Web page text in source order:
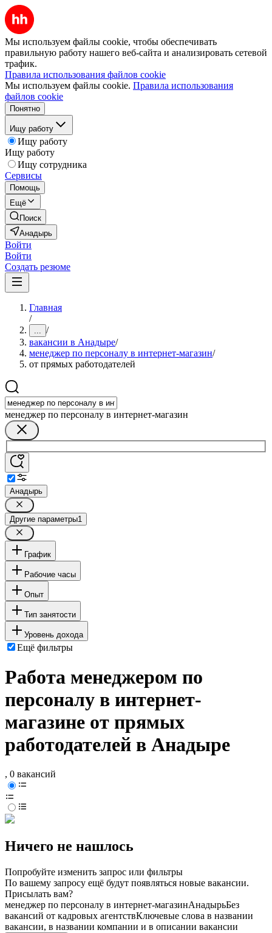
Мы используем файлы cookie, чтобы обеспечивать
правильную работу нашего веб-сайта и анализировать сетевой
трафик.
Правила использования файлов cookie
Мы используем файлы cookie. Правила использования
файлов cookie
Понятно
Ищу работу
Ищу работу
Ищу работу
Ищу сотрудника
Сервисы
Помощь
Ещё
Поиск
Анадырь
Войти
Войти
Создать резюме
Главная
/
... /
вакансии в Анадыре/
менеджер по персоналу в интернет-магазин/
от прямых работодателей
менеджер по персоналу в интернет-магазин
Анадырь
Другие параметры1
График
Рабочие часы
Опыт
Тип занятости
Уровень дохода
Ещё фильтры
Работа менеджером по
персоналу в интернет-
магазине от прямых
работодателей в Анадыре
, 0 вакансий
Ничего не нашлось
Попробуйте изменить запрос или фильтры
По вашему запросу ещё будут появляться новые вакансии.
Присылать вам?
менеджер по персоналу в интернет-магазинАнадырьБез
вакансий от кадровых агентствКлючевые слова в названии
вакансии, в названии компании и в описании вакансии